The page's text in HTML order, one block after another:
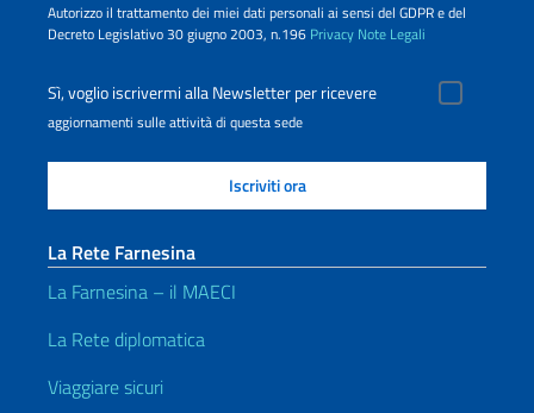
Autorizzo il trattamento dei miei dati personali ai sensi del GDPR e del
Decreto Legislativo 30 giugno 2003, n.196 Privacy Note Legali
Sì, voglio iscrivermi alla Newsletter per ricevere
aggiornamenti sulle attività di questa sede
La Rete Farnesina
La Farnesina – il MAECI
La Rete diplomatica
Viaggiare sicuri